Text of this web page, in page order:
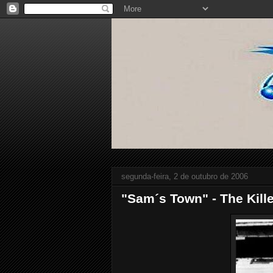
segunda-feira, 2 de outubro de 2006
"Sam´s Town" - The